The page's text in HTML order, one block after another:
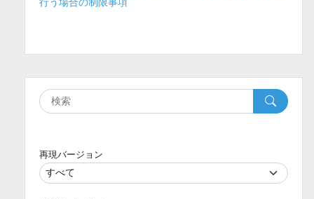
行う場合の制限事項
再現バージョン